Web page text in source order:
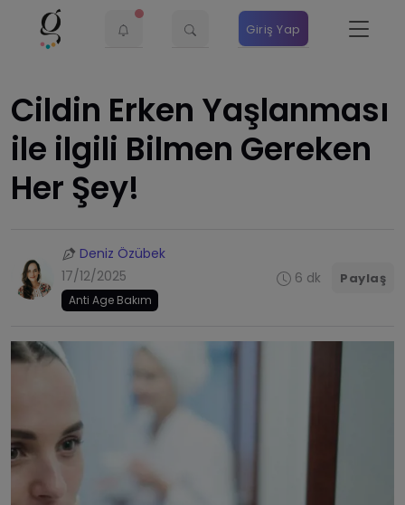
Giriş Yap
Cildin Erken Yaşlanması
ile ilgili Bilmen Gereken
Her Şey!
Deniz Özübek
17/12/2025
Anti Age Bakım
6 dk Paylaş